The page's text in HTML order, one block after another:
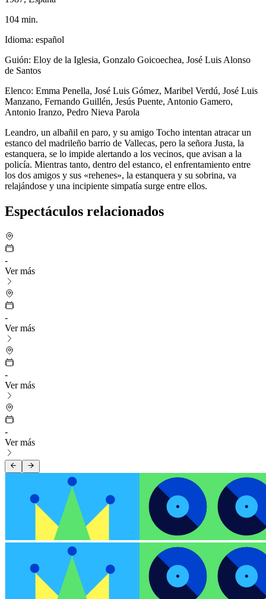
104 min.
Idioma: español
Guión: Eloy de la Iglesia, Gonzalo Goicoechea, José Luis Alonso
de Santos
Elenco: Emma Penella, José Luis Gómez, Maribel Verdú, José Luis
Manzano, Fernando Guillén, Jesús Puente, Antonio Gamero,
Antonio Iranzo, Pedro Nieva Parola
Leandro, un albañil en paro, y su amigo Tocho intentan atracar un
estanco del madrileño barrio de Vallecas, pero la señora Justa, la
estanquera, se lo impide alertando a los vecinos, que avisan a la
policía. Mientras tanto, dentro del estanco, el enfrentamiento entre
los dos amigos y sus «rehenes», la estanquera y su sobrina, va
relajándose y una incipiente simpatía surge entre ellos.
Espectáculos relacionados
-
Ver más
-
Ver más
-
Ver más
-
Ver más